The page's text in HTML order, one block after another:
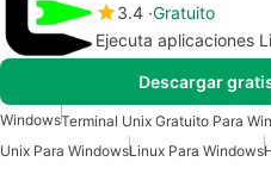
3.4 Gratuito
Ejecuta aplicaciones
Descargar
WindowsTerminal Unix Gratuito Para
Unix Para WindowsLinux Para Windows